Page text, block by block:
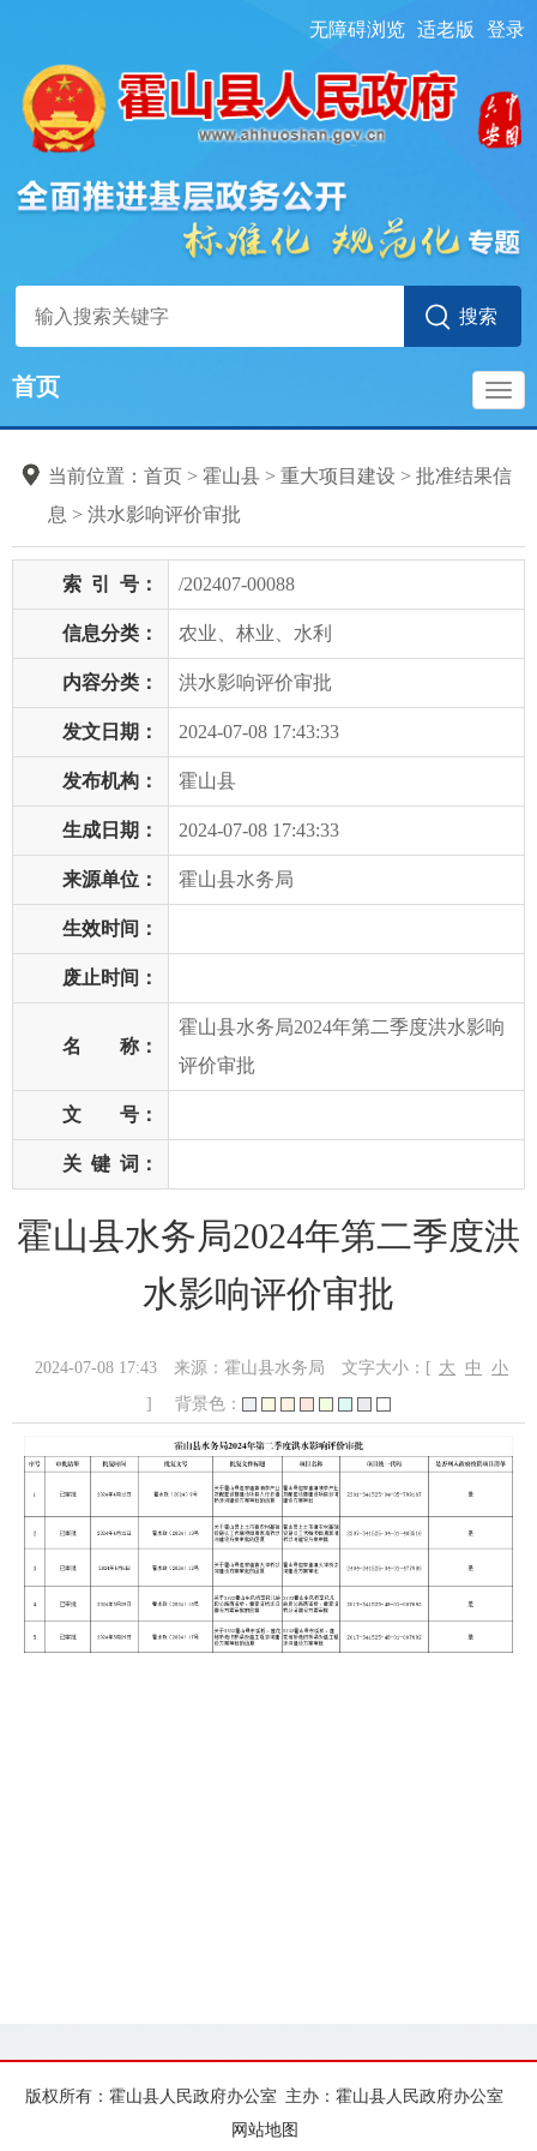
无障碍浏览 适老版 登录
首页
当前位置： 首页 > 霍山县 > 重大项目建设 > 批准结果信
息 > 洪水影响评价审批
索 引 号： /202407-00088
信息分类： 农业、林业、水利
内容分类： 洪水影响评价审批
发文日期： 2024-07-08 17:43:33
发布机构： 霍山县
生成日期： 2024-07-08 17:43:33
来源单位： 霍山县水务局
生效时间：
废止时间：
名 称：
霍山县水务局2024年第二季度洪水影响
评价审批
文 号：
关 键 词：
霍山县水务局2024年第二季度洪
水影响评价审批
2024-07-08 17:43 来源：霍山县水务局 文字大小：[ 大 中
小
]
背景色：
版权所有：霍山县人民政府办公室 主办：霍山县人民政府办公室
网站地图